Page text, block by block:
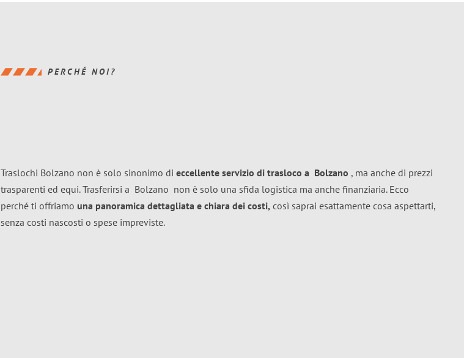
PERCHÉ NOI?
Traslochi Bolzano non è solo sinonimo di eccellente servizio di trasloco a Bolzano , ma anche di prezzi
trasparenti ed equi. Trasferirsi a Bolzano non è solo una sfida logistica ma anche finanziaria. Ecco
perché ti offriamo una panoramica dettagliata e chiara dei costi, così saprai esattamente cosa aspettarti,
senza costi nascosti o spese impreviste.